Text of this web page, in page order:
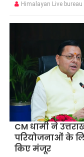
Himalayan Live bureau
CM धामी ने
परियोजनाओं के
किए मंजूर